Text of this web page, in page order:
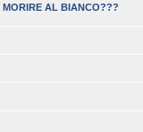
MORIRE AL BIANCO???